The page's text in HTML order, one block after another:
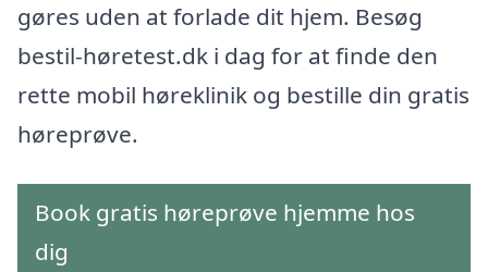
gøres uden at forlade dit hjem. Besøg
bestil-høretest.dk i dag for at finde den
rette mobil høreklinik og bestille din gratis
høreprøve.
Book gratis høreprøve hjemme hos
dig